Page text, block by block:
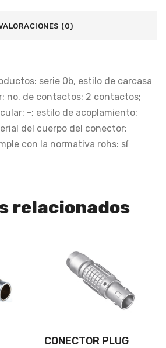
(0)
serie 0b, estilo de carcasa
no. de contactos: 2 contactos;
-; estilo de acoplamiento:
del cuerpo del conector:
con la normativa rohs: sí
relacionados
CONECTOR PLUG